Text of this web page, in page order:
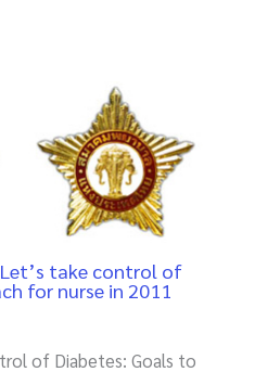
take control of
for nurse in 2011
of Diabetes: Goals to